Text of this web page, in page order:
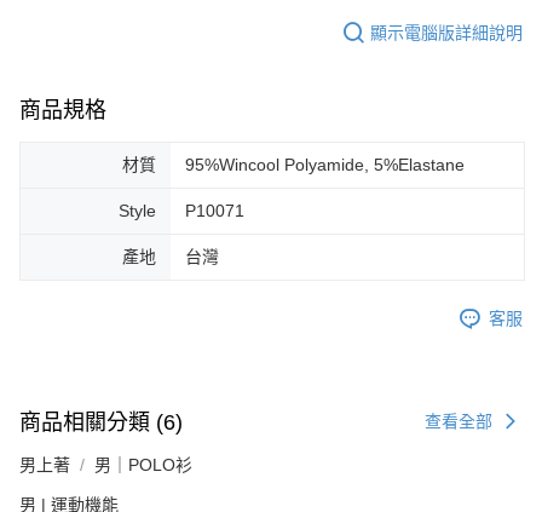
顯示電腦版詳細說明
商品規格
材質 95%Wincool Polyamide, 5%Elastane
Style P10071
產地 台灣
客服
商品相關分類 (6) 查看全部
男上著 男｜POLO衫
男 | 運動機能